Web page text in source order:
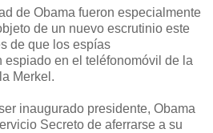
de Obama fueron especialmente
de un nuevo escrutinio este
de que los espías
en el teléfonomóvil de la
Merkel.
inaugurado presidente, Obama
Secreto de aferrarse a su